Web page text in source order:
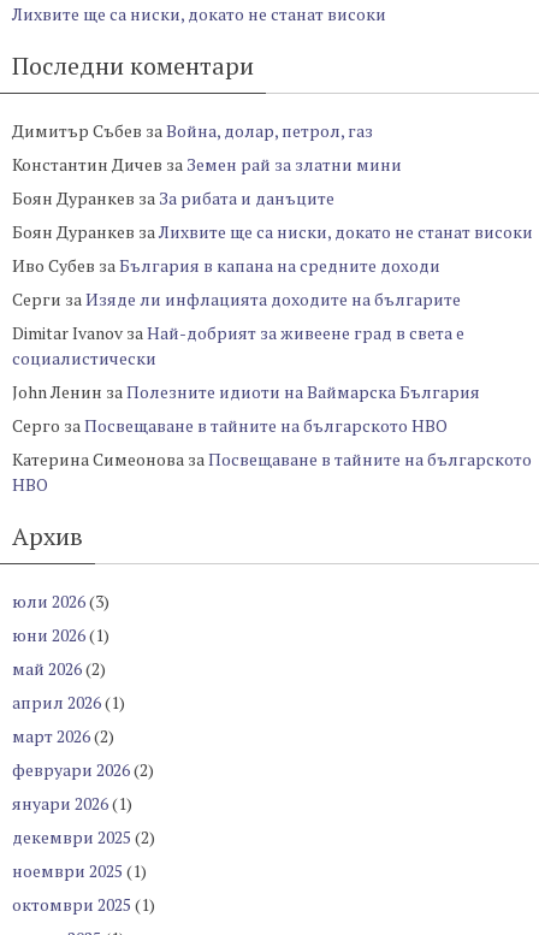
Лихвите ще са ниски, докато не станат високи
Последни коментари
Димитър Събев заВойна, долар, петрол, газ
Константин Дичев за Земен рай за златни мини
Боян Дуранкев за За рибата и данъците
Боян Дуранкев заЛихвите ще са ниски, докато не станат високи
Иво Субев заБългария в капана на средните доходи
Серги заИзяде ли инфлацията доходите на българите
Dimitar Ivanov заНай-добрият за живеене град в света е
социалистически
John Ленин заПолезните идиоти на Ваймарска България
Серго заПосвещаване в тайните на българското НВО
Катерина Симеонова заПосвещаване в тайните на българското
НВО
Архив
юли 2026(3)
юни 2026(1)
май 2026(2)
април 2026(1)
март 2026(2)
февруари 2026(2)
януари 2026(1)
декември 2025 (2)
ноември 2025 (1)
октомври 2025 (1)